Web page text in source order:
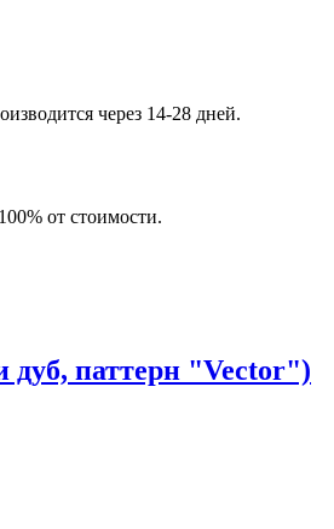
через 14-28 дней.
от стоимости.
дуб, паттерн "Vector")